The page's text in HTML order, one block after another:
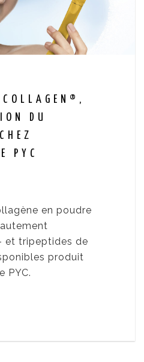
DU
PYC
en poudre
et tripeptides de
produit
PYC.